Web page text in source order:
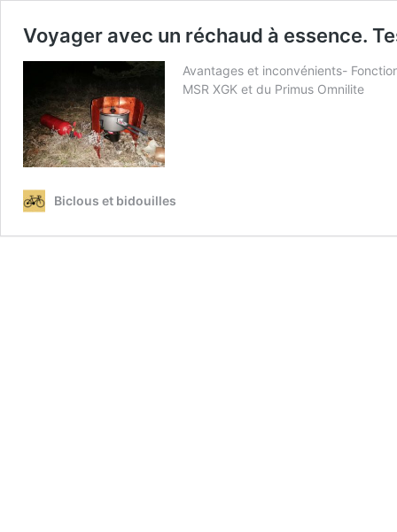
Voyager avec un réchaud à essence.
Avantages et inconvénients-
MSR XGK et du Primus Omnilite
Biclous et bidouilles